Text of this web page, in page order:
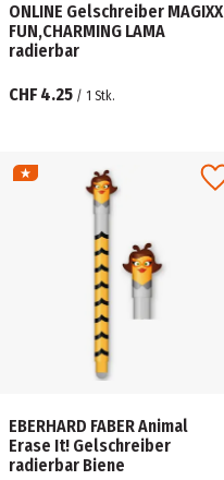
ONLINE Gelschreiber MAGIXX
FUN,CHARMING LAMA
radierbar
CHF 4.25 / 1 Stk.
EBERHARD FABER Animal
Erase It! Gelschreiber
radierbar Biene